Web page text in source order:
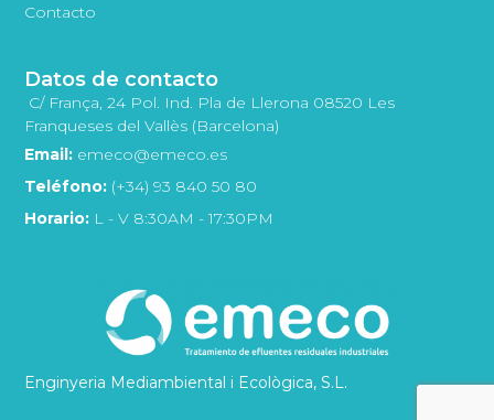
Enginyeria Mediambiental i Ecològica, S.L.
Contacto
Datos de contacto
C/ França, 24 Pol. Ind. Pla de Llerona 08520 Les
Franqueses del Vallès (Barcelona)
Email: emeco@emeco.es
Teléfono: (+34) 93 840 50 80
Horario: L - V 8:30AM - 17:30PM